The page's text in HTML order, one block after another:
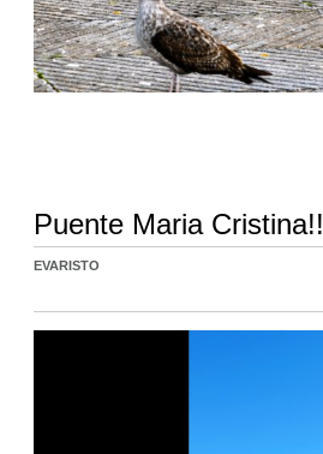
Puente Maria Cristina!!
EVARISTO